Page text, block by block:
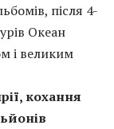
після 4-
Океан
і великим
кохання